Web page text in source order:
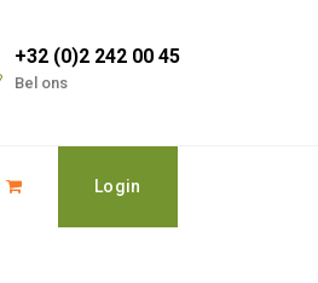
+32 (0)2 242 00 45
Bel ons
Login